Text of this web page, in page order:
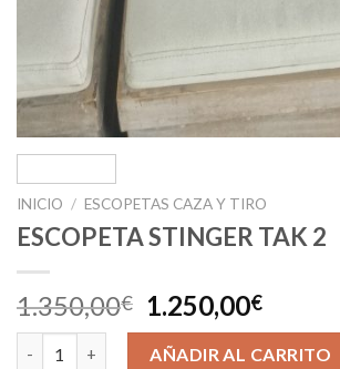
INICIO / ESCOPETAS CAZA Y TIRO
ESCOPETA STINGER TAK 2
1.350,00€ 1.250,00€
ESCOPETA STINGER TAK 2 cantidad
AÑADIR AL CARRITO